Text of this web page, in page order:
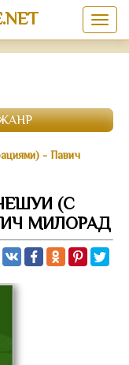
- Павич
(С
МИЛОРАД